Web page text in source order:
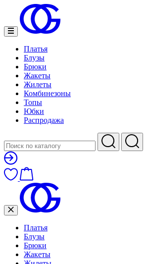
Платья
Блузы
Брюки
Жакеты
Жилеты
Комбинезоны
Топы
Юбки
Распродажа
Платья
Блузы
Брюки
Жакеты